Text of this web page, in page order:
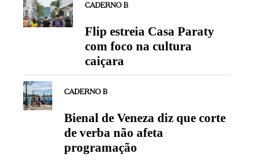
CADERNO B
Flip estreia Casa Paraty
com foco na cultura
caiçara
CADERNO B
Bienal de Veneza diz que corte
de verba não afeta
programação